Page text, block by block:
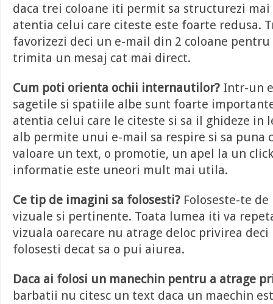
daca trei coloane iti permit sa structurezi
atentia celui care citeste este foarte redusa.
favorizezi deci un e-mail din 2 coloane pentru
trimita un mesaj cat mai direct.
Cum poti orienta ochii internautilor? Intr-un
sagetile si spatiile albe sunt foarte
atentia celui care le citeste si sa il ghideze in
alb permite unui e-mail sa respire si sa puna
valoare un text, o promotie, un apel la un
informatie este uneori mult mai utila.
Ce tip de imagini sa folosesti? Foloseste-te
vizuale si pertinente. Toata lumea iti va
vizuala oarecare nu atrage deloc privirea
folosesti decat sa o pui aiurea.
Daca ai folosi un manechin pentru a atrage
barbatii nu citesc un text daca un maechin